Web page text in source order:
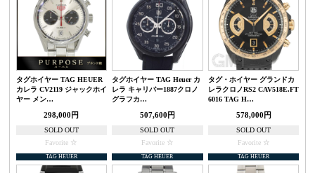
タグホイヤー TAG HEUER
カレラ CV2119 ジャックホイ
ヤー メン…
298,000円
SOLD OUT
Favorite
タグホイヤー TAG Heuer カ
レラ キャリバー1887クロノ
グラフカ…
507,600円
SOLD OUT
Favorite
タグ・ホイヤー グランドカ
レラクロノRS2 CAV518E.FT
6016 TAG H…
578,000円
SOLD OUT
Favorite
TAG HEUER TAG HEUER TAG HEUER